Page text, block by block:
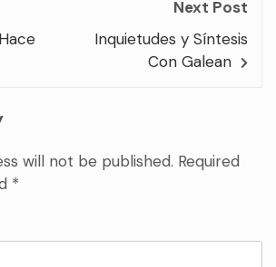
Next Post
Inquietudes y Síntesis
Con Galean
will not be published. Required
*